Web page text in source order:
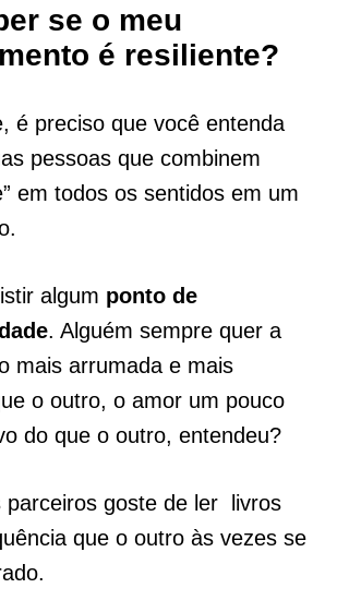
se o meu
é resiliente?
é preciso que você entenda
pessoas que combinem
em todos os sentidos em um
algum ponto de
. Alguém sempre quer a
mais arrumada e mais
o outro, o amor um pouco
do que o outro, entendeu?
parceiros goste de ler livros
que o outro às vezes se